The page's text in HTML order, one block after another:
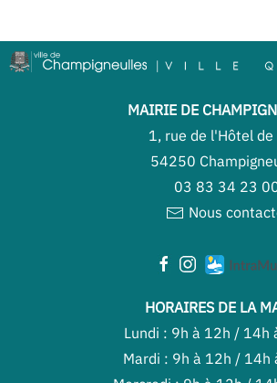
MAIRIE DE
1, rue de l'Hôtel de
54250
03 83 34 23
Nous
HORAIRES DE LA
Lundi : 9h à 12h / 14h
Mardi : 9h à 12h / 14h